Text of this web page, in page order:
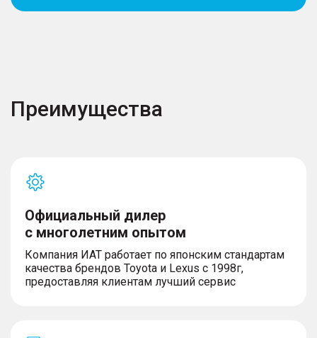
Преимущества
Официальный дилер
с многолетним опытом
Компания ИАТ работает по японским стандартам
качества брендов Toyota и Lexus с 1998г,
предоставляя клиентам лучший сервис